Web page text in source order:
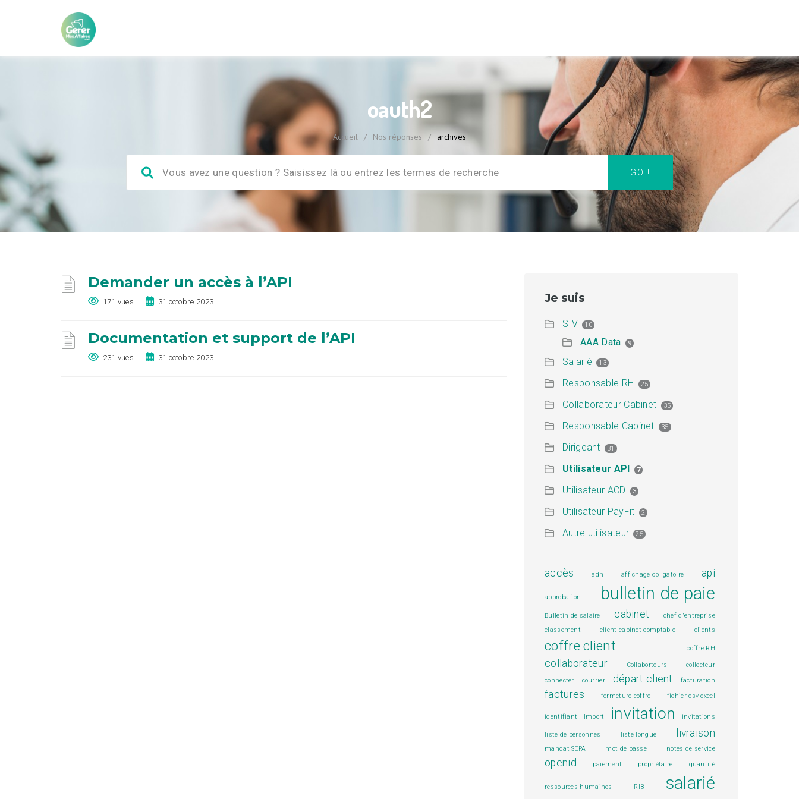
oauth2
Accueil / Nos réponses / archives
Demander un accès à l’API
171 vues 31 octobre 2023
Documentation et support de l’API
231 vues 31 octobre 2023
Je suis
SIV 10
AAA Data 9
Salarié 13
Responsable RH 25
Collaborateur Cabinet 35
Responsable Cabinet 35
Dirigeant 31
Utilisateur API 7
Utilisateur ACD 3
Utilisateur PayFit 2
Autre utilisateur 25
accès adn affichage obligatoire api
approbation bulletin de paie
Bulletin de salaire cabinet
chef d'entreprise
classement
client cabinet comptable clients
coffre client coffre RH
collaborateur Collaborteurs
collecteur
connecter
courrier départ client facturation
factures fermeture coffre fichier csv excel
identifiant Import invitation invitations
liste de personnes liste longue livraison
mandat SEPA mot de passe notes de service
openid paiement propriétaire quantité
ressources humaines RIB salarié